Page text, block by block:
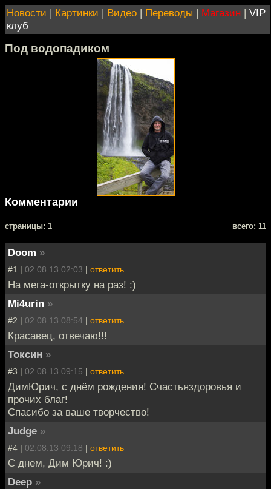
Новости | Картинки | Видео | Переводы | Магазин | VIP
клуб
Под водопадиком
Комментарии
cтраницы: 1 всего: 11
Doom »
#1 | 02.08.13 02:03 | ответить
На мега-открытку на раз! :)
Mi4urin »
#2 | 02.08.13 08:54 | ответить
Красавец, отвечаю!!!
Токсин »
#3 | 02.08.13 09:15 | ответить
ДимЮрич, с днём рождения! Счастьяздоровья и
прочих благ!
Спасибо за ваше творчество!
Judge »
#4 | 02.08.13 09:18 | ответить
С днем, Дим Юрич! :)
Deep »